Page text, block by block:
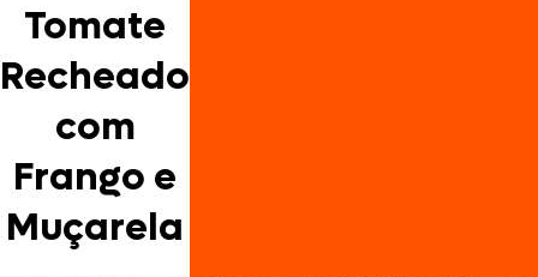
Tomate
Recheado
com
Frango e
Muçarela